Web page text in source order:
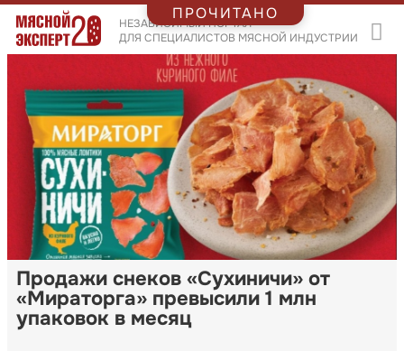
НЕЗАВИСИМЫЙ ПОРТАЛ
ДЛЯ СПЕЦИАЛИСТОВ МЯСНОЙ ИНДУСТРИИ
Продажи снеков «Сухиничи» от
«Мираторга» превысили 1 млн
упаковок в месяц
ПРОЧИТАНО